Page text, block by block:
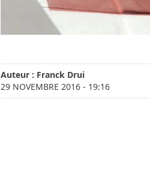
Auteur : Franck Drui
29 NOVEMBRE 2016 - 19:16